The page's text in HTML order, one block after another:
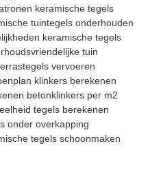
keramische tegels
tuintegels onderhouden
keramische tegels
tuin
vervoeren
klinkers berekenen
betonklinkers per m2
tegels berekenen
onder overkapping
tegels schoonmaken